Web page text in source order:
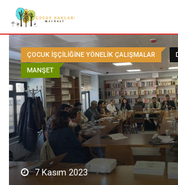
content
ÇOCUK İŞÇILIĞINE YÖNELIK ÇALIŞMALAR
MANŞET
7 Kasım 2023